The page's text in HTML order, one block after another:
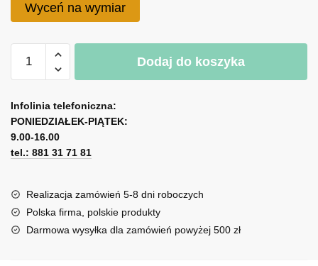
Wyceń na wymiar
Plakat
mówić
swoim
włosom
Dodaj do koszyka
l
t
e
r
a
t
i
Infolinia telefoniczna:
PONIEDZIAŁEK-PIĄTEK:
9.00-16.00
tel.: 881 31 71 81
Realizacja zamówień 5-8 dni roboczych
Polska firma, polskie produkty
Darmowa wysyłka dla zamówień powyżej 500 zł